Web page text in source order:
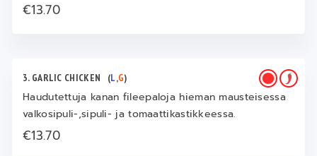
€13.70
3. GARLIC CHICKEN (L,G)
Haudutettuja kanan fileepaloja hieman mausteisessa
valkosipuli-,sipuli- ja tomaattikastikkeessa.
€13.70